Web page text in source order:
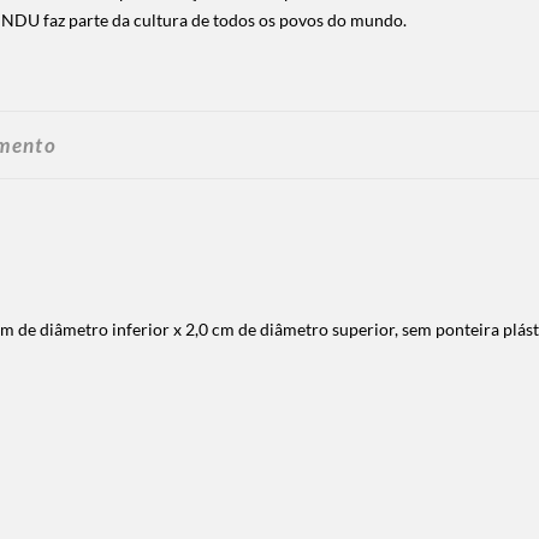
faz parte da cultura de todos os povos do mundo.
de diâmetro inferior x 2,0 cm de diâmetro superior, sem ponteira